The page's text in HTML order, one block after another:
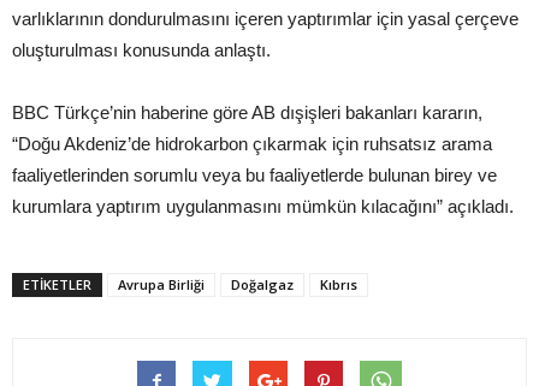
varlıklarının dondurulmasını içeren yaptırımlar için yasal çerçeve
oluşturulması konusunda anlaştı.
BBC Türkçe’nin haberine göre AB dışişleri bakanları kararın,
“Doğu Akdeniz’de hidrokarbon çıkarmak için ruhsatsız arama
faaliyetlerinden sorumlu veya bu faaliyetlerde bulunan birey ve
kurumlara yaptırım uygulanmasını mümkün kılacağını” açıkladı.
ETIKETLER Avrupa Birliği Doğalgaz Kıbrıs